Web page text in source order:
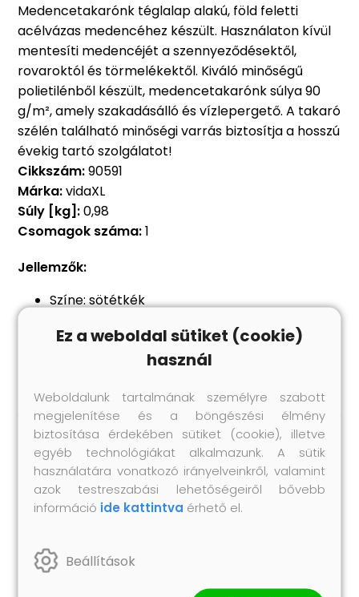
Medencetakarónk téglalap alakú, föld feletti
acélvázas medencéhez készült. Használaton kívül
mentesíti medencéjét a szennyeződésektől,
rovaroktól és törmelékektől. Kiváló minőségű
polietilénből készült, medencetakarónk súlya 90
g/m², amely szakadásálló és vízlepergető. A takaró
szélén található minőségi varrás biztosítja a hosszú
évekig tartó szolgálatot!
Cikkszám:90591
Márka:vidaXL
Súly [kg]:0,98
Csomagok száma:1
Jellemzők:
Színe: sötétkék
Mérete: 400 x 207 x 10 cm
Anyag: Polietilén: 100%
Hasonló termékek
Ez a weboldal sütiket (cookie)
használ
Weboldalunk tartalmának személyre szabott
megjelenítése és a böngészési élmény
biztosítása érdekében sütiket (cookie), illetve
egyéb technológiákat alkalmazunk. A sütik
használatára vonatkozó irányelveinkről, valamint
azok testreszabási lehetőségeiről bővebb
információ ide kattintva érhető el.
Beállítások